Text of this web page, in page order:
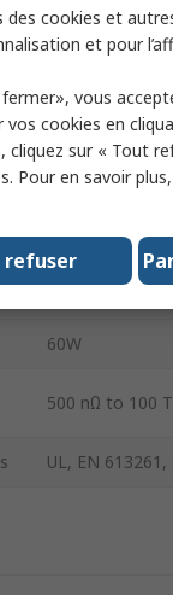
2600
Mesure
courant et de
1
±100 nA to ±10
60W
500 nΩ to 100
UL, EN 613261,
des cookies et
et pour
vous
vos cookies en
cliquez sur « Tout
Pour en savoir
refuser